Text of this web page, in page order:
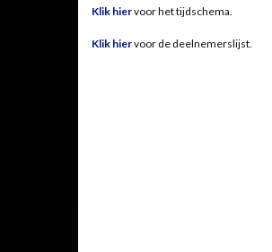
Klik hiervoor het tijdschema.
Klik hiervoor de deelnemerslijst.